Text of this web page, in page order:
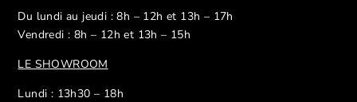
Du lundi au jeudi : 8h – 12h et 13h – 17h
Vendredi : 8h – 12h et 13h – 15h
LE SHOWROOM
Lundi : 13h30 – 18h